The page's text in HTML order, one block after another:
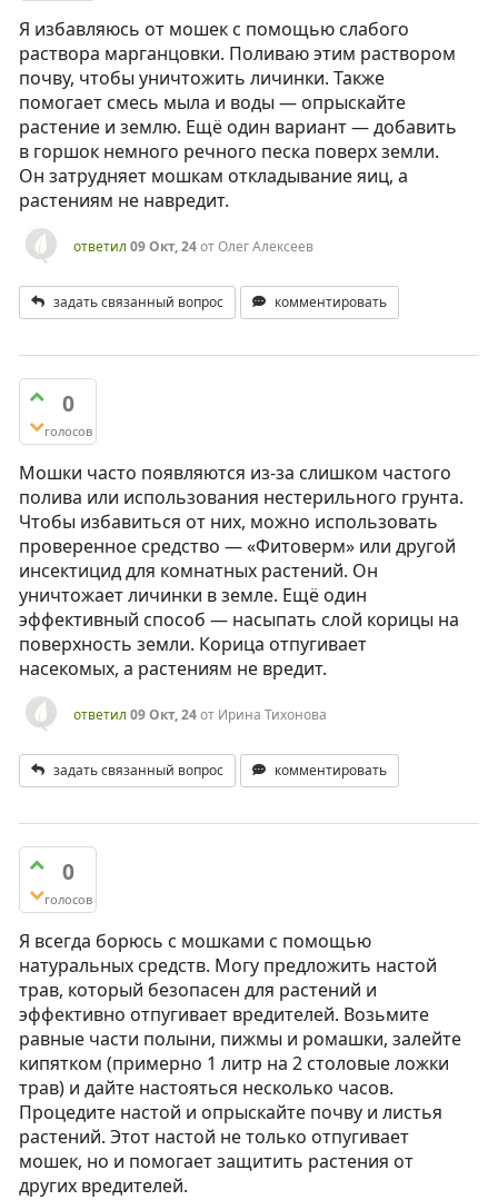
Я избавляюсь от мошек с помощью слабого
раствора марганцовки. Поливаю этим раствором
почву, чтобы уничтожить личинки. Также
помогает смесь мыла и воды — опрыскайте
растение и землю. Ещё один вариант — добавить
в горшок немного речного песка поверх земли.
Он затрудняет мошкам откладывание яиц, а
растениям не навредит.
ответил 09 Окт, 24отОлег Алексеев
задать связанный вопрос комментировать
0
голосов
Мошки часто появляются из-за слишком частого
полива или использования нестерильного грунта.
Чтобы избавиться от них, можно использовать
проверенное средство — «Фитоверм» или другой
инсектицид для комнатных растений. Он
уничтожает личинки в земле. Ещё один
эффективный способ — насыпать слой корицы на
поверхность земли. Корица отпугивает
насекомых, а растениям не вредит.
ответил 09 Окт, 24от Ирина Тихонова
задать связанный вопрос комментировать
0
голосов
Я всегда борюсь с мошками с помощью
натуральных средств. Могу предложить настой
трав, который безопасен для растений и
эффективно отпугивает вредителей. Возьмите
равные части полыни, пижмы и ромашки, залейте
кипятком (примерно 1 литр на 2 столовые ложки
трав) и дайте настояться несколько часов.
Процедите настой и опрыскайте почву и листья
растений. Этот настой не только отпугивает
мошек, но и помогает защитить растения от
других вредителей.